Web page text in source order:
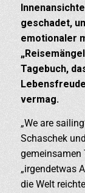
geschadet,
emotionaler
Tagebuch,
vermag.
„We are
Schaschek
gemeinsamen
„irgendetwas
die Welt